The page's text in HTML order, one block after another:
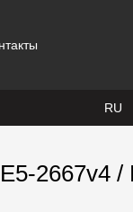
RU
2667v4